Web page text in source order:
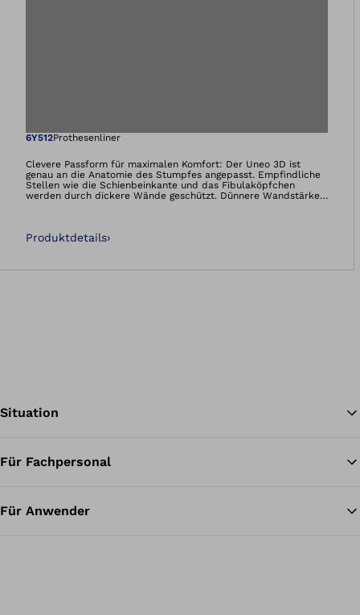
Öffnet das Bild
6Y512Prothesenliner
Clevere Passform für maximalen Komfort: Der Uneo 3D ist
genau an die Anatomie des Stumpfes angepasst. Empfindliche
Stellen wie die Schienbeinkante und das Fibulaköpfchen
werden durch dickere Wände geschützt. Dünnere Wandstärken
Produktdetails›
Situation
Für Fachpersonal
Für Anwender